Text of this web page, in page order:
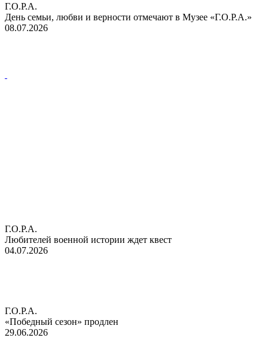
Г.О.Р.А.
День семьи, любви и верности отмечают в Музее «Г.О.Р.А.»
08.07.2026
Г.О.Р.А.
Любителей военной истории ждет квест
04.07.2026
Г.О.Р.А.
«Победный сезон» продлен
29.06.2026